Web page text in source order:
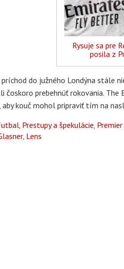
Rysuje sa pre
posila z
príchod do južného Londýna stále
čoskoro prebehnúť rokovania.
aby kouč mohol pripraviť tím na
Prestupy a špekulácie
Lens